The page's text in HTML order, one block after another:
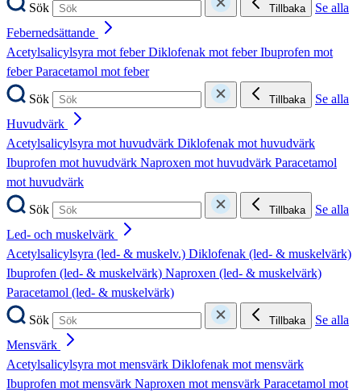
Sök
Tillbaka
Se alla
Febernedsättande
Acetylsalicylsyra mot feberDiklofenak mot feberIbuprofen mot
feberParacetamol mot feber
Sök
Tillbaka
Se alla
Huvudvärk
Acetylsalicylsyra mot huvudvärk Diklofenak mot huvudvärk
Ibuprofen mot huvudvärk Naproxen mot huvudvärk Paracetamol
mot huvudvärk
Sök
Tillbaka
Se alla
Led- och muskelvärk
Acetylsalicylsyra (led- & muskelv.) Diklofenak (led- & muskelvärk)
Ibuprofen (led- & muskelvärk) Naproxen (led- & muskelvärk)
Paracetamol (led- & muskelvärk)
Sök
Tillbaka
Se alla
Mensvärk
Acetylsalicylsyra mot mensvärk Diklofenak mot mensvärk
Ibuprofen mot mensvärk Naproxen mot mensvärk Paracetamol mot